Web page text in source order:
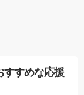
すすめな応援